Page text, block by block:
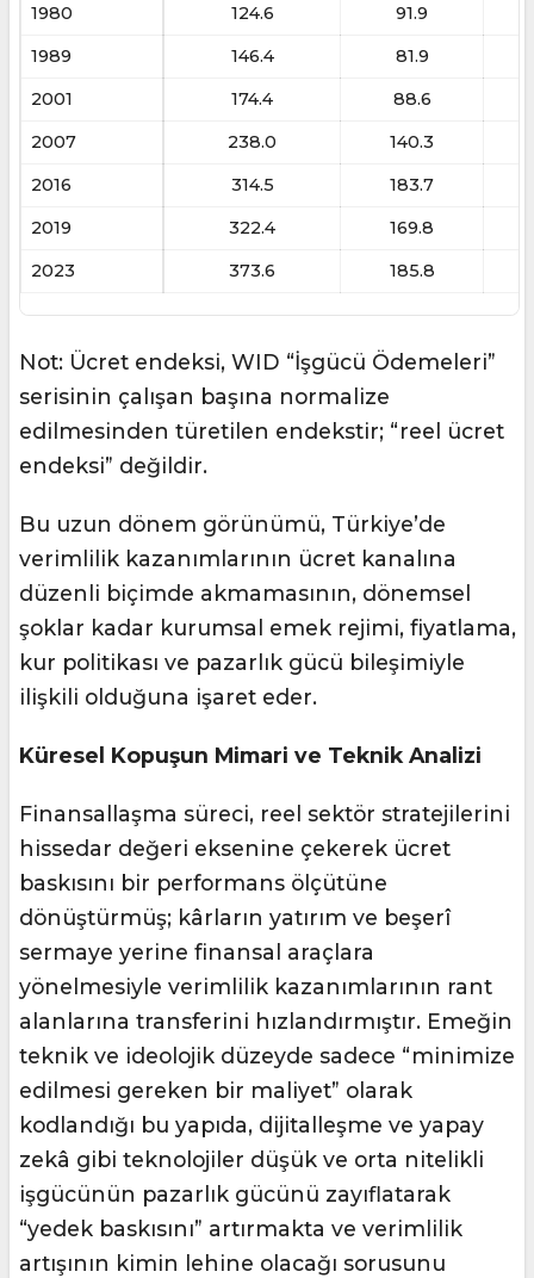
1980 124.6 91.9
1989
146.4 81.9
2001
174.4 88.6
2007
238.0
140.3
2016
314.5 183.7
2019
322.4
169.8
2023
373.6 185.8
Not: Ücret endeksi, WID “İşgücü Ödemeleri”
serisinin çalışan başına normalize
edilmesinden türetilen endekstir; “reel ücret
endeksi” değildir.
Bu uzun dönem görünümü, Türkiye’de
verimlilik kazanımlarının ücret kanalına
düzenli biçimde akmamasının, dönemsel
şoklar kadar kurumsal emek rejimi, fiyatlama,
kur politikası ve pazarlık gücü bileşimiyle
ilişkili olduğuna işaret eder.
Küresel Kopuşun Mimari ve Teknik Analizi
Finansallaşma süreci, reel sektör stratejilerini
hissedar değeri eksenine çekerek ücret
baskısını bir performans ölçütüne
dönüştürmüş; kârların yatırım ve beşerî
sermaye yerine finansal araçlara
yönelmesiyle verimlilik kazanımlarının rant
alanlarına transferini hızlandırmıştır. Emeğin
teknik ve ideolojik düzeyde sadece “minimize
edilmesi gereken bir maliyet” olarak
kodlandığı bu yapıda, dijitalleşme ve yapay
zekâ gibi teknolojiler düşük ve orta nitelikli
işgücünün pazarlık gücünü zayıflatarak
“yedek baskısını” artırmakta ve verimlilik
artışının kimin lehine olacağı sorusunu